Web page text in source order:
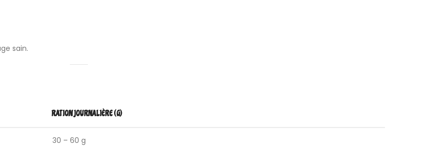
sain.
RATION JOURNALIÈRE (G)
30 – 60 g